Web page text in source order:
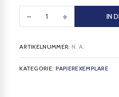
+
- IN
ARTIKELNUMMER: N. A.
KATEGORIE: PAPIEREXEMPLARE